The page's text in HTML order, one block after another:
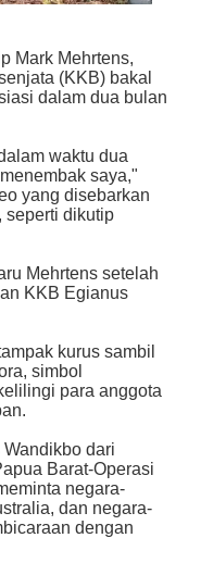
Mark Mehrtens,
(KKB) bakal
dalam dua bulan
waktu dua
saya,"
yang disebarkan
seperti dikutip
Mehrtens setelah
KKB Egianus
kurus sambil
simbol
para anggota
dari
Barat-Operasi
negara-
dan negara-
dengan